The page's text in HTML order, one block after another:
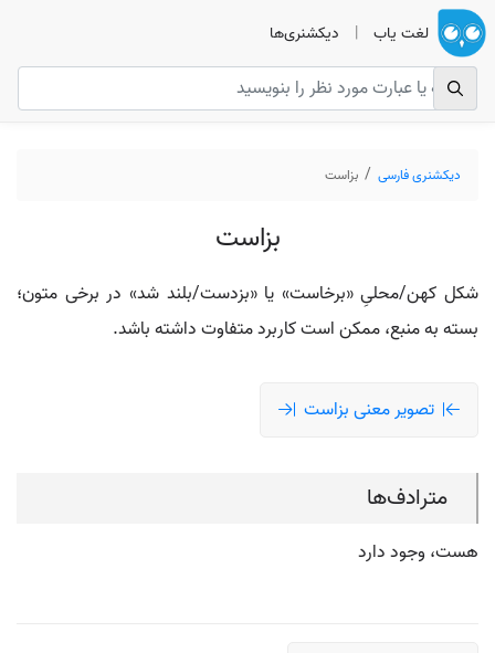
لغت یاب | دیکشنری‌ها
دیکشنری فارسی بزاست
بزاست
شکل کهن/محلیِ «برخاست» یا «بزدست/بلند شد» در برخی متون؛
بسته به منبع، ممکن است کاربرد متفاوت داشته باشد.
تصویر معنی بزاست
مترادف‌ها
هست، وجود دارد